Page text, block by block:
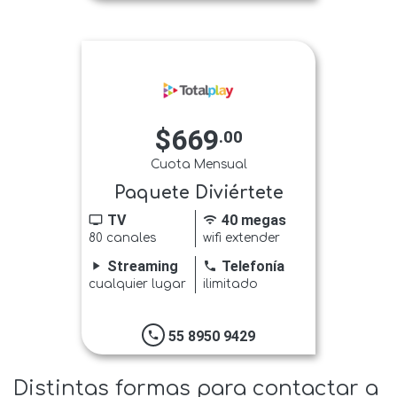
$669.00
Cuota Mensual
Paquete Diviértete
tv TV
80 canales
wifi 40 megas
wifi extender
play_arrow Streaming
cualquier lugar
phone Telefonía
ilimitado
phone 55 8950 9429
Distintas formas para contactar a